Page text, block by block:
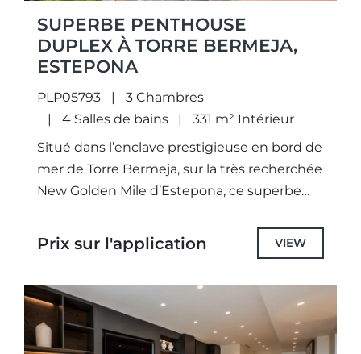
SUPERBE PENTHOUSE
DUPLEX À TORRE BERMEJA,
ESTEPONA
PLP05793
3 Chambres
4 Salles de bains
331 m² Intérieur
Situé dans l’enclave prestigieuse en bord de
mer de Torre Bermeja, sur la très recherchée
New Golden Mile d’Estepona, ce superbe
raffinement l’architecture andalouse
traditionnelle...
Prix sur l'application VIEW